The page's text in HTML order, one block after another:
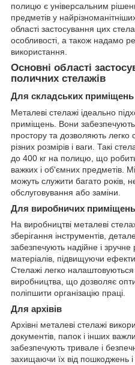
полицю є універсальним
предметів у
області застосування цих
особливості, а також надамо
використання.
Основні області
поличних стелажів
Для складських приміщень
Металеві стелажі ідеально
приміщень. Вони
простору та дозволяють легко
різних розмірів і ваги. Такі
до 400 кг на полицю, що
важких і об'ємних предметів.
можуть служити багато років,
обслуговування або заміни.
Для виробничих приміщень
На виробництві металеві
зберігання інструментів,
забезпечують надійне і
матеріалів, підвищуючи
Стелажі легко налаштовуються
виробництва, що дозволяє
поліпшити організацію праці.
Для архівів
Архівні металеві стелажі
документів, папок і інших
забезпечують тривале і
захищаючи їх від пошкоджень і